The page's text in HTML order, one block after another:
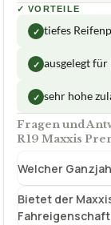
✓ VORTEILE
✓ tiefes
✓ ausgelegt für
✓ sehr hohe
Fragen und
R19 Maxxis
Welcher
Bietet der